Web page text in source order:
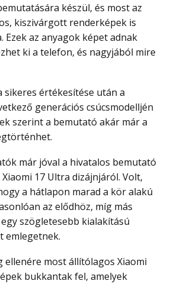
készül, és most az
kiszivárgott renderképek is
Ezek az anyagok képet adnak
ki a telefon, és nagyjából mire
generációs csúcsmodelljén
szerint a bemutató akár már a
17 Ultra dizájnjáról. Volt,
a hátlapon marad a kör alakú
az elődhöz, míg más
szögletesebb kialakítású
emlegetnek.
bukkantak fel, amelyek